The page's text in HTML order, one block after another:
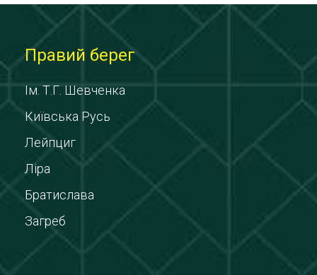
Правий берег
Ім. Т.Г. Шевченка
Київська Русь
Лейпциг
Ліра
Братислава
Загреб